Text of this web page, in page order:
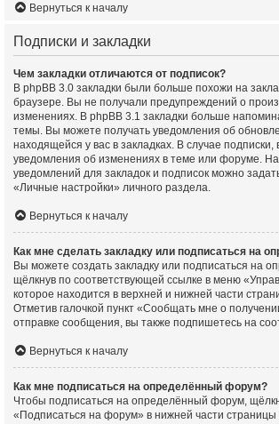
Вернуться к началу
Подписки и закладки
Чем закладки отличаются от подписок?
В phpBB 3.0 закладки были больше похожи на
браузере. Вы не получали предупреждений о
изменениях. В phpBB 3.1 закладки больше
темы. Вы можете получать уведомления об
находящейся у вас в закладках. В случае подписки,
уведомления об изменениях в теме или форуме.
уведомлений для закладок и подписок можно
«Личные настройки» личного раздела.
Вернуться к началу
Как мне сделать закладку или подписаться на
Вы можете создать закладку или подписаться на
щёлкнув по соответствующей ссылке в меню
которое находится в верхней и нижней части
Отметив галочкой пункт «Сообщать мне о
отправке сообщения, вы также подпишетесь на
Вернуться к началу
Как мне подписаться на определённый форум?
Чтобы подписаться на определённый форум,
«Подписаться на форум» в нижней части